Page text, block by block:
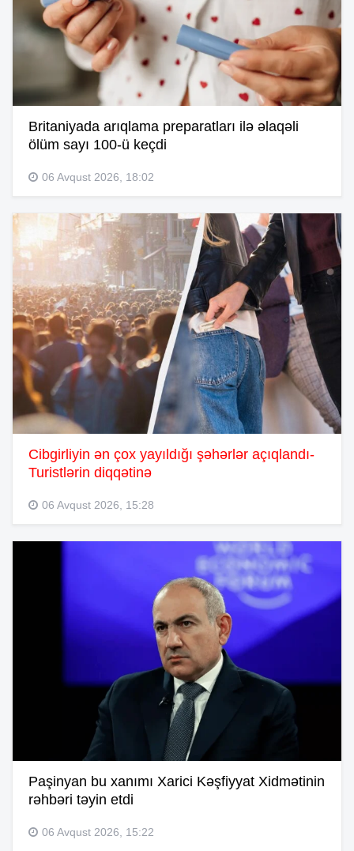
Britaniyada arıqlama preparatları ilə əlaqəli
ölüm sayı 100-ü keçdi
06 Avqust 2026, 18:02
Cibgirliyin ən çox yayıldığı şəhərlər açıqlandı-
Turistlərin diqqətinə
06 Avqust 2026, 15:28
Paşinyan bu xanımı Xarici Kəşfiyyat Xidmətinin
rəhbəri təyin etdi
06 Avqust 2026, 15:22